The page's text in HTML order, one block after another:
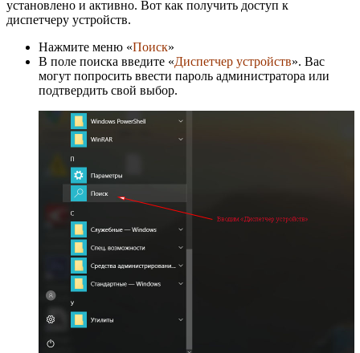
установлено и активно. Вот как получить доступ к
диспетчеру устройств.
Нажмите меню «Поиск»
В поле поиска введите «Диспетчер устройств». Вас
могут попросить ввести пароль администратора или
подтвердить свой выбор.